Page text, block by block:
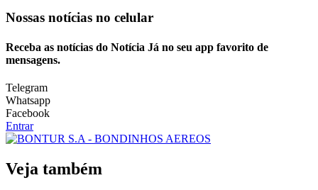
Nossas notícias no celular
Receba as notícias do Notícia Já no seu app favorito de
mensagens.
Telegram
Whatsapp
Facebook
Entrar
Veja também